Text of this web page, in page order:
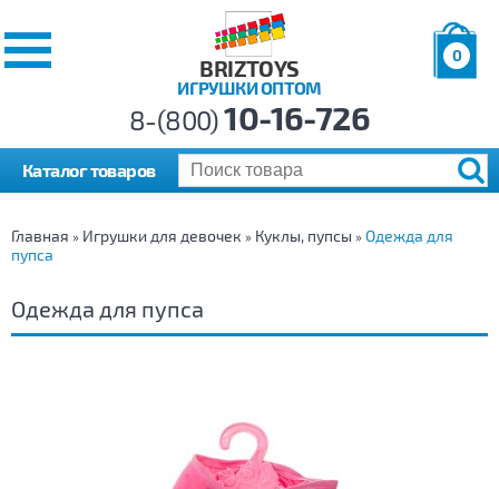
BRIZTOYS
ИГРУШКИ ОПТОМ
0
р.
8-(800)10-16-726
Каталог товаров
Главная » Игрушки для девочек » Куклы, пупсы » Одежда для
пупса
Одежда для пупса